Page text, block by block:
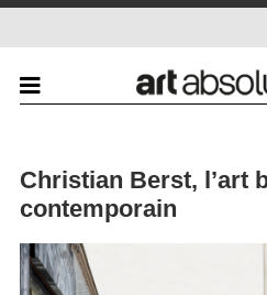
Christian Berst, l’art
contemporain